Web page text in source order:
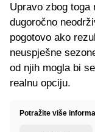
Upravo zbog
dugoročno
pogotovo ako
neuspješne
od njih mogla bi
realnu opciju.
Potražite više